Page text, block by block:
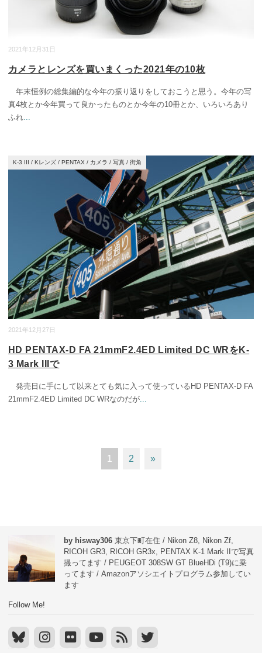
2021年12月31日
カメラとレンズを買いまくった2021年の10枚
年末恒例の総集編的な今年の振り返りをしておこうと思う。今年の写
真4枚とか今年買って良かったものとか今年の10冊とか、いろいろあり
ふれ...
2021年12月27日
K-3 III / Kレンズ / PENTAX / カメラ / 写真 / 街角
HD PENTAX-D FA 21mmF2.4ED Limited DC WRをK-
3 Mark IIIで
発売日に手にして以来とても気に入って使っているHD PENTAX-D FA
21mmF2.4ED Limited DC WRなのだが...
1 2 »
by hisway306 東京下町在住 / Nikon Z8, Nikon Zf,
RICOH GR3, RICOH GR3x, PENTAX K-1 Mark IIで写真
撮ってます / PEUGEOT 308SW GT BlueHDi (T9)に乗
ってます / Amazonアソシエイトプログラム参加してい
ます
Follow Me!